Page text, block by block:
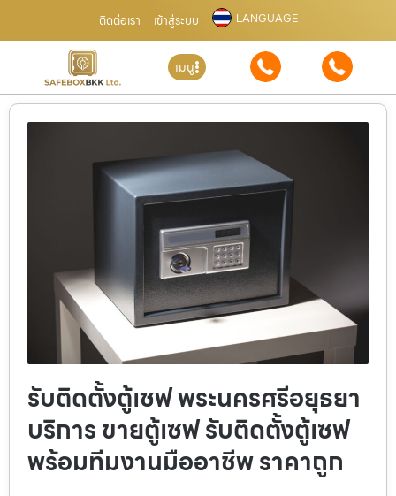
ติดต่อเรา เข้าสู่ระบบ LANGUAGE
เมนู
รับติดตั้งตู้เซฟ พระนครศรีอยุธยา
บริการ ขายตู้เซฟ รับติดตั้งตู้เซฟ
พร้อมทีมงานมืออาชีพ ราคาถูก